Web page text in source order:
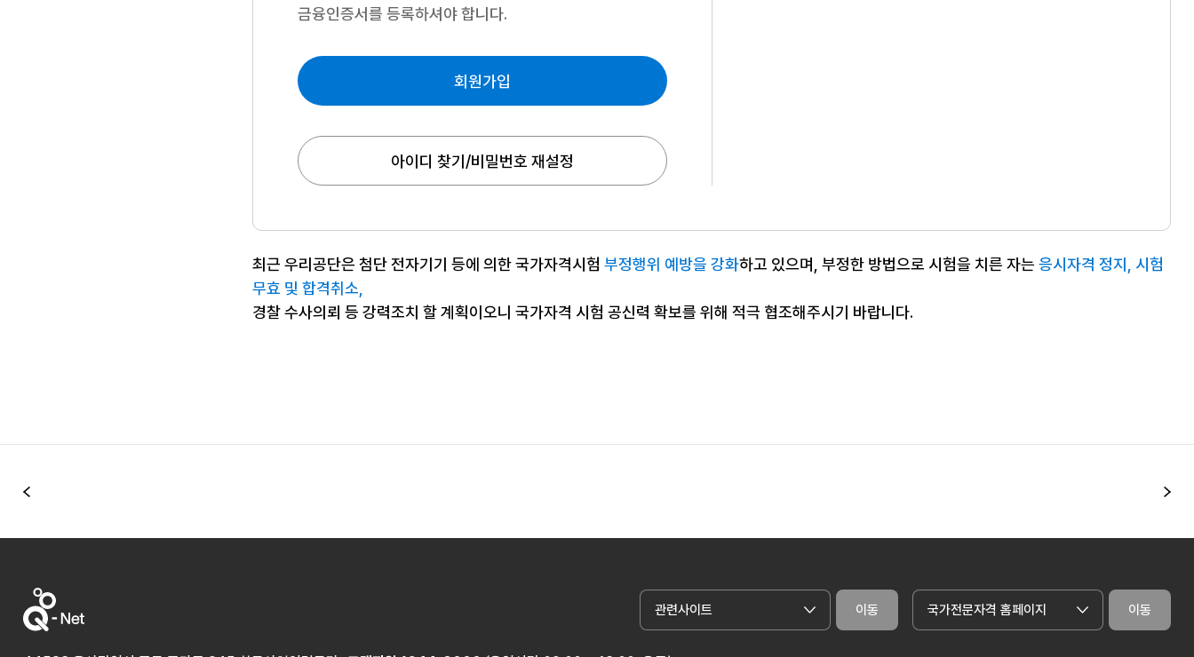
금융인증서를 등록하셔야 합니다.
회원가입
아이디 찾기/비밀번호 재설정
최근 우리공단은 첨단 전자기기 등에 의한 국가자격시험 부정행위 예방을 강화하고 있으며, 부정한 방법으로 시험을 치른 자는 응시자격 정지, 시험
무효 및 합격취소,
경찰 수사의뢰 등 강력조치 할 계획이오니 국가자격 시험 공신력 확보를 위해 적극 협조해주시기 바랍니다.
관련사이트 이동 국가전문자격 홈페이지 이동